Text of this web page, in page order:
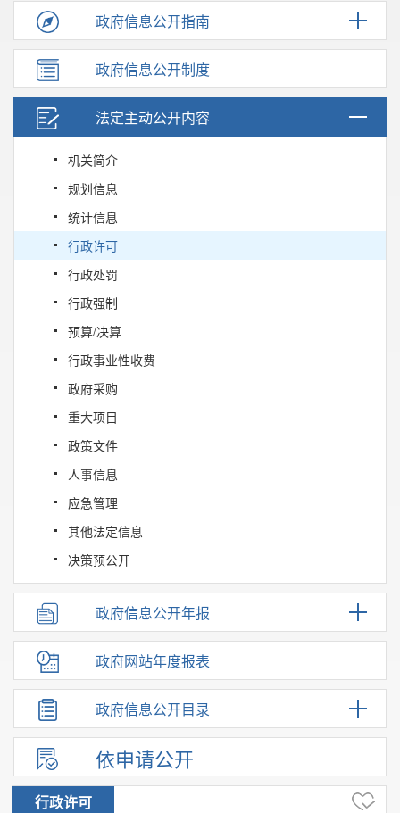
政府信息公开指南
政府信息公开制度
法定主动公开内容
机关简介
规划信息
统计信息
行政许可
行政处罚
行政强制
预算/决算
行政事业性收费
政府采购
重大项目
政策文件
人事信息
应急管理
其他法定信息
决策预公开
政府信息公开年报
政府网站年度报表
政府信息公开目录
依申请公开
行政许可